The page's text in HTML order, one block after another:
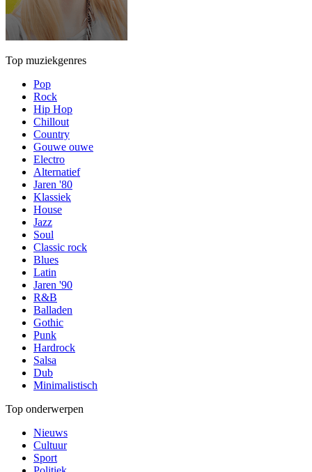
Top muziekgenres
Pop
Rock
Hip Hop
Chillout
Country
Gouwe ouwe
Electro
Alternatief
Jaren '80
Klassiek
House
Jazz
Soul
Classic rock
Blues
Latin
Jaren '90
R&B
Balladen
Gothic
Punk
Hardrock
Salsa
Dub
Minimalistisch
Top onderwerpen
Nieuws
Cultuur
Sport